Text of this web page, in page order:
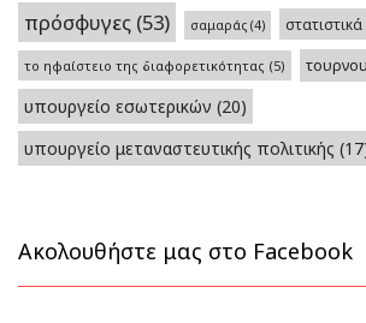
πρόσφυγες (53) σαμαράς (4) στατιστικά
το ηφαίστειο της διαφορετικότητας (5)
υπουργείο εσωτερικών (20)
υπουργείο μεταναστευτικής πολιτικής
Ακολουθήστε μας στο Facebook